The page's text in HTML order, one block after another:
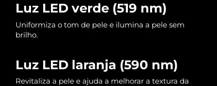
Luz LED verde (519 nm)
Uniformiza o tom de pele e ilumina a pele sem
brilho.
Luz LED laranja (590 nm)
Revitaliza a pele e ajuda a melhorar a textura da
Reunião Entrega prevista14/08/2026
Romênia
Rússia Entrega prevista 17/08/2026
Arábia Saudita Entrega prevista10/08/2026